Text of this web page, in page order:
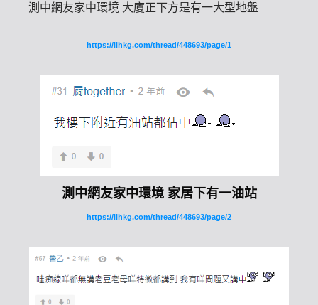
測中網友家中環境 大廈正下方是有一大型地盤
https://lihkg.com/thread/448693/page/1
測中網友家中環境 家居下有一油站
https://lihkg.com/thread/448693/page/2